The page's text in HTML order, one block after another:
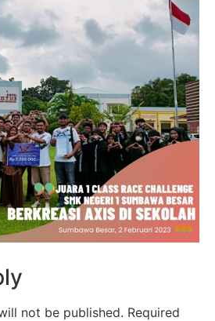
not be published. Required